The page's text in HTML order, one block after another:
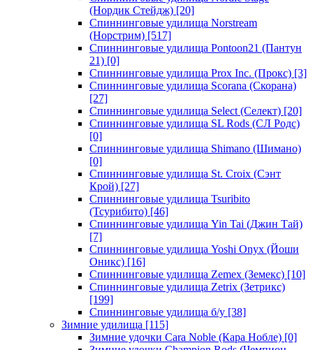
(Нордик Стейдж) [20]
Спиннинговые удилища Norstream
(Норстрим) [517]
Спиннинговые удилища Pontoon21 (Пантун
21) [0]
Спиннинговые удилища Prox Inc. (Прокс) [3]
Спиннинговые удилища Scorana (Скорана)
[27]
Спиннинговые удилища Select (Селект) [20]
Спиннинговые удилища SL Rods (СЛ Родс)
[0]
Спиннинговые удилища Shimano (Шимано)
[0]
Спиннинговые удилища St. Croix (Сэнт
Крой) [27]
Спиннинговые удилища Tsuribito
(Тсурибито) [46]
Спиннинговые удилища Yin Tai (Джин Тай)
[7]
Спиннинговые удилища Yoshi Onyx (Йоши
Оникс) [16]
Спиннинговые удилища Zemex (Земекс) [10]
Спиннинговые удилища Zetrix (Зетрикс)
[199]
Спиннинговые удилища б/у [38]
Зимние удилища [115]
Зимние удочки Cara Noble (Кара Нобле) [0]